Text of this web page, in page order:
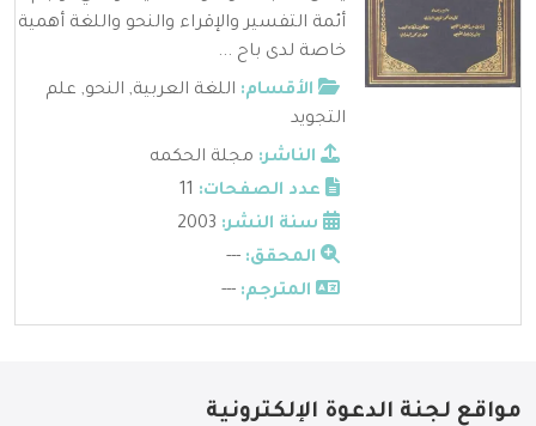
أئمة التفسير والإقراء والنحو واللغة أهمية
خاصة لدى باح ...
الأقسام: اللغة العربية, النحو, علم
التجويد
الناشر: مجلة الحكمه
عدد الصفحات:
سنة النشر:
المحقق: ---
المترجم: ---
مواقع لجنة الدعوة الإلكترونية